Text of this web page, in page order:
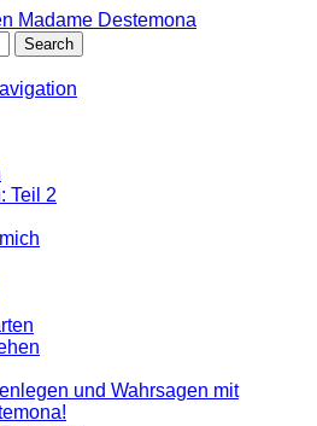
Madame Destemona
Teil 2
und Wahrsagen mit